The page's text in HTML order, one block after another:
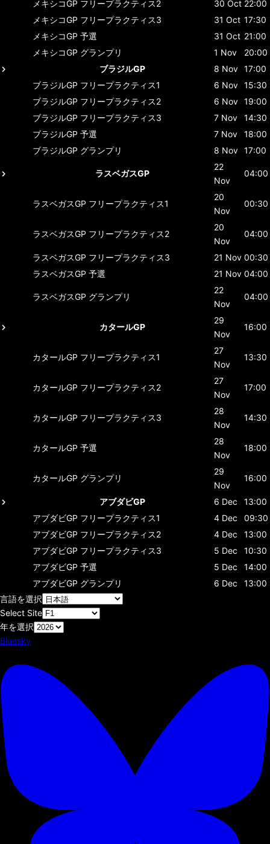
メキシコGP フリープラクティス2 30 Oct 22:00
メキシコGP フリープラクティス3 31 Oct 17:30
メキシコGP 予選 31 Oct 21:00
メキシコGP グランプリ 1 Nov
20:00
ブラジルGP
8 Nov 17:00
ブラジルGP フリープラクティス1 6 Nov 15:30
ブラジルGP フリープラクティス2 6 Nov 19:00
ブラジルGP フリープラクティス3 7 Nov
14:30
ブラジルGP 予選 7 Nov
18:00
ブラジルGP グランプリ 8 Nov 17:00
ラスベガスGP
22
Nov
04:00
ラスベガスGP フリープラクティス1
20
Nov
00:30
ラスベガスGP フリープラクティス2
20
Nov
04:00
ラスベガスGP フリープラクティス3 21 Nov 00:30
ラスベガスGP 予選 21 Nov 04:00
ラスベガスGP グランプリ
22
Nov
04:00
カタールGP
29
Nov
16:00
カタールGP フリープラクティス1
27
Nov
13:30
カタールGP フリープラクティス2
27
Nov
17:00
カタールGP フリープラクティス3
28
Nov
14:30
カタールGP 予選
28
Nov
18:00
カタールGP グランプリ
29
Nov
16:00
アブダビGP 6 Dec
13:00
アブダビGP フリープラクティス1 4 Dec
09:30
アブダビGP フリープラクティス2 4 Dec
13:00
アブダビGP フリープラクティス3 5 Dec
10:30
アブダビGP 予選 5 Dec
14:00
アブダビGP グランプリ 6 Dec
13:00
言語を選択
Select Site
年を選択
Bluesky